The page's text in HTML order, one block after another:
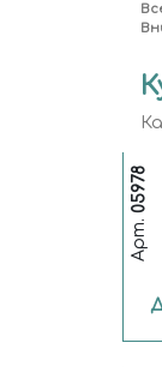
Арт.
05978